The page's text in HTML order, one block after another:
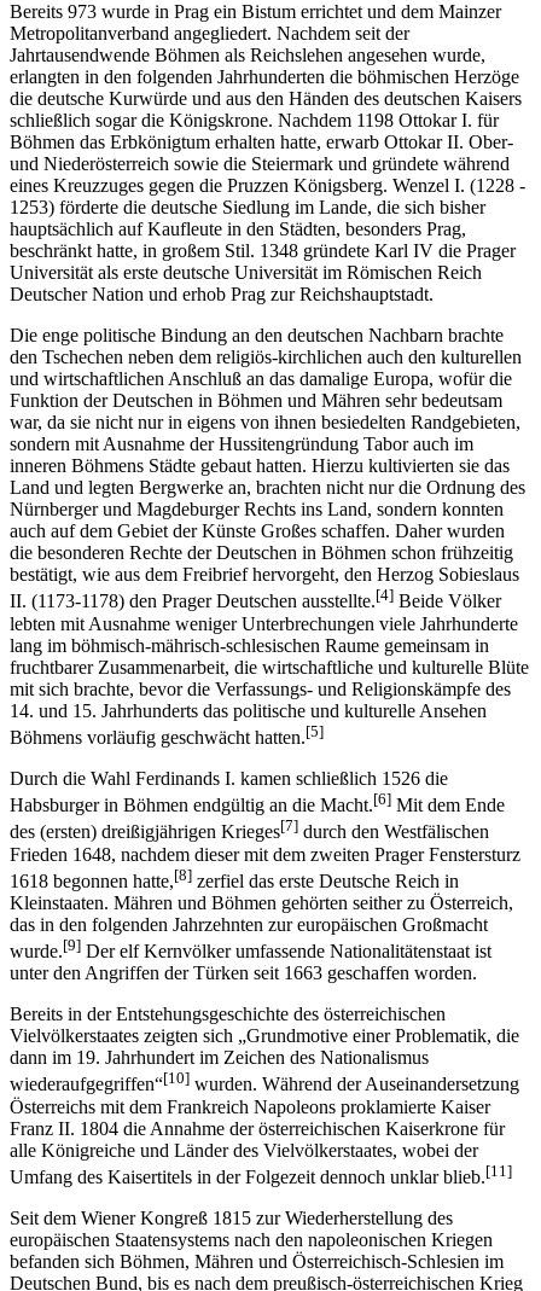
Bereits 973 wurde in Prag ein Bistum errichtet und dem Mainzer
Metropolitanverband angegliedert. Nachdem seit der
Jahrtausendwende Böhmen als Reichslehen angesehen wurde,
erlangten in den folgenden Jahrhunderten die böhmischen Herzöge
die deutsche Kurwürde und aus den Händen des deutschen Kaisers
schließlich sogar die Königskrone. Nachdem 1198 Ottokar I. für
Böhmen das Erbkönigtum erhalten hatte, erwarb Ottokar II. Ober-
und Niederösterreich sowie die Steiermark und gründete während
eines Kreuzzuges gegen die Pruzzen Königsberg. Wenzel I. (1228 -
1253) förderte die deutsche Siedlung im Lande, die sich bisher
hauptsächlich auf Kaufleute in den Städten, besonders Prag,
beschränkt hatte, in großem Stil. 1348 gründete Karl IV die Prager
Universität als erste deutsche Universität im Römischen Reich
Deutscher Nation und erhob Prag zur Reichshauptstadt.
Die enge politische Bindung an den deutschen Nachbarn brachte
den Tschechen neben dem religiös-kirchlichen auch den kulturellen
und wirtschaftlichen Anschluß an das damalige Europa, wofür die
Funktion der Deutschen in Böhmen und Mähren sehr bedeutsam
war, da sie nicht nur in eigens von ihnen besiedelten Randgebieten,
sondern mit Ausnahme der Hussitengründung Tabor auch im
inneren Böhmens Städte gebaut hatten. Hierzu kultivierten sie das
Land und legten Bergwerke an, brachten nicht nur die Ordnung des
Nürnberger und Magdeburger Rechts ins Land, sondern konnten
auch auf dem Gebiet der Künste Großes schaffen. Daher wurden
die besonderen Rechte der Deutschen in Böhmen schon frühzeitig
bestätigt, wie aus dem Freibrief hervorgeht, den Herzog Sobieslaus
II. (1173-1178) den Prager Deutschen ausstellte.[4] Beide Völker
lebten mit Ausnahme weniger Unterbrechungen viele Jahrhunderte
lang im böhmisch-mährisch-schlesischen Raume gemeinsam in
fruchtbarer Zusammenarbeit, die wirtschaftliche und kulturelle Blüte
mit sich brachte, bevor die Verfassungs- und Religionskämpfe des
14. und 15. Jahrhunderts das politische und kulturelle Ansehen
Böhmens vorläufig geschwächt hatten.[5]
Durch die Wahl Ferdinands I. kamen schließlich 1526 die
Habsburger in Böhmen endgültig an die Macht.[6] Mit dem Ende
des (ersten) dreißigjährigen Krieges[7] durch den Westfälischen
Frieden 1648, nachdem dieser mit dem zweiten Prager Fenstersturz
1618 begonnen hatte,[8] zerfiel das erste Deutsche Reich in
Kleinstaaten. Mähren und Böhmen gehörten seither zu Österreich,
das in den folgenden Jahrzehnten zur europäischen Großmacht
wurde.[9] Der elf Kernvölker umfassende Nationalitätenstaat ist
unter den Angriffen der Türken seit 1663 geschaffen worden.
Bereits in der Entstehungsgeschichte des österreichischen
Vielvölkerstaates zeigten sich „Grundmotive einer Problematik, die
dann im 19. Jahrhundert im Zeichen des Nationalismus
wiederaufgegriffen“[10] wurden. Während der Auseinandersetzung
Österreichs mit dem Frankreich Napoleons proklamierte Kaiser
Franz II. 1804 die Annahme der österreichischen Kaiserkrone für
alle Königreiche und Länder des Vielvölkerstaates, wobei der
Umfang des Kaisertitels in der Folgezeit dennoch unklar blieb.[11]
Seit dem Wiener Kongreß 1815 zur Wiederherstellung des
europäischen Staatensystems nach den napoleonischen Kriegen
befanden sich Böhmen, Mähren und Österreichisch-Schlesien im
Deutschen Bund, bis es nach dem preußisch-österreichischen Krieg